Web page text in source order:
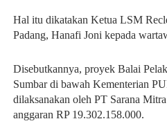
Hal itu dikatakan Ketua LSM
Padang, Hanafi Joni kepada
Disebutkannya, proyek Balai
Sumbar di bawah Kementerian
dilaksanakan oleh PT Sarana
anggaran RP 19.302.158.000.